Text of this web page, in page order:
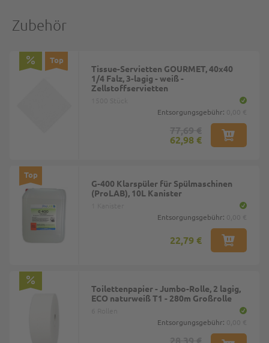
Zubehör
Top
Tissue-Servietten GOURMET, 40x40
1/4 Falz, 3-lagig - weiß -
Zellstoffservietten
Entsorgungsgebühr:
62,98 €
Top
G-400 Klarspüler für Spülmaschinen
(ProLAB), 10L Kanister
Entsorgungsgebühr:
22,79 €
Toilettenpapier - Jumbo-Rolle, 2 lagig,
ECO naturweiß T1 - 280m Großrolle
Entsorgungsgebühr: